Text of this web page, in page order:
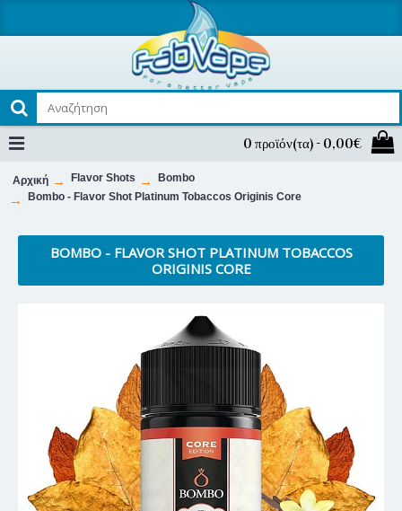
0 προϊόν(τα) - 0,00€
Αρχική Flavor Shots
Bombo
Bombo - Flavor Shot Platinum Tobaccos Originis Core
BOMBO - FLAVOR SHOT PLATINUM TOBACCOS
ORIGINIS CORE